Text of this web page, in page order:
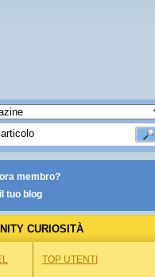
membro?
tuo blog
CURIOSITÀ
TOP UTENTI